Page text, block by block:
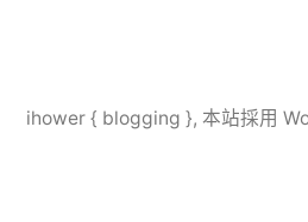
ihower { blogging }, 本站採用